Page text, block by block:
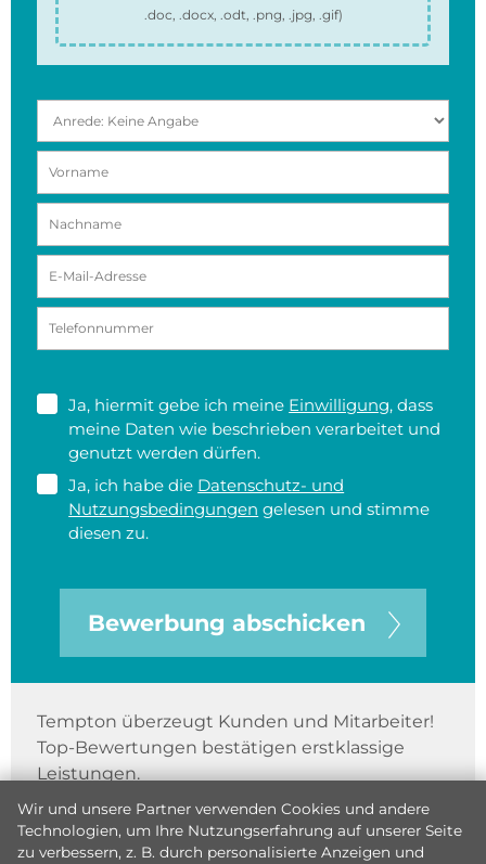
.doc, .docx, .odt, .png, .jpg, .gif)
Ja, hiermit gebe ich meine Einwilligung, dass
meine Daten wie beschrieben verarbeitet und
genutzt werden dürfen.
Ja, ich habe die Datenschutz- und
Nutzungsbedingungen gelesen und stimme
diesen zu.
Bewerbung abschicken
Tempton überzeugt Kunden und Mitarbeiter!
Top-Bewertungen bestätigen erstklassige
Leistungen.
Wir und unsere Partner verwenden Cookies und andere
Technologien, um Ihre Nutzungserfahrung auf unserer Seite
zu verbessern, z. B. durch personalisierte Anzeigen und